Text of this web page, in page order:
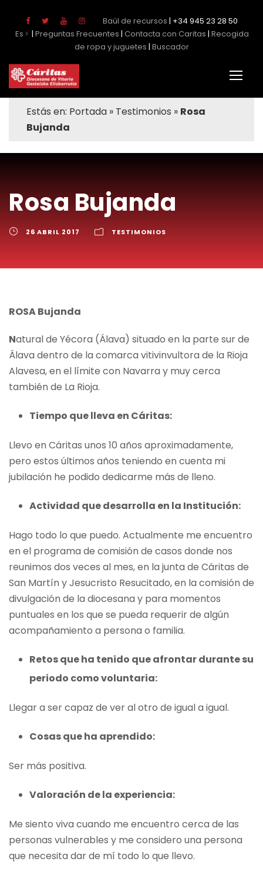
Baúl de recursos | +34 945 23 28 50
Es
| Preguntas Frecuentes | Contacta con Caritas | Recogida
de ropa y juguetes | Buscador
Estás en: Portada » Testimonios » Rosa
Bujanda
Rosa Bujanda
26 ABRIL 2017 TESTIMONIOS
ROSA Bujanda
Natural de Yécora (Álava) situado en la parte sur de
Álava dentro de la comarca vitivinvultora de la Rioja
Alavesa, en el límite con Navarra y muy cerca
también de La Rioja.
Tiempo que lleva en Cáritas:
Llevo en Cáritas unos 10 años aproximadamente,
pero estos últimos años teniendo en cuenta mi
jubilación he podido dedicarme más de lleno.
Actividad que desarrolla en la Institución:
Hago todo lo que puedo. Actualmente me encuentro
en el programa de comisión de casos donde nos
reunimos dos veces al mes, en la junta de Cáritas de
San Martín y Jesucristo Resucitado, en la comisión de
divulgación de la diocesana y para momentos
puntuales en los que se pueda requerir de algún
acompañamiento a persona o familia.
Retos que ha tenido que afrontar durante su
periodo como voluntaria:
Llegar a ser capaz de ver al otro de igual a igual.
Cosas que ha aprendido:
Ser más positiva.
Valoración de la experiencia:
Me siento viva cuando me encuentro cerca de las
personas vulnerables y me considero una persona
que necesita dar de mí todo lo que llevo.